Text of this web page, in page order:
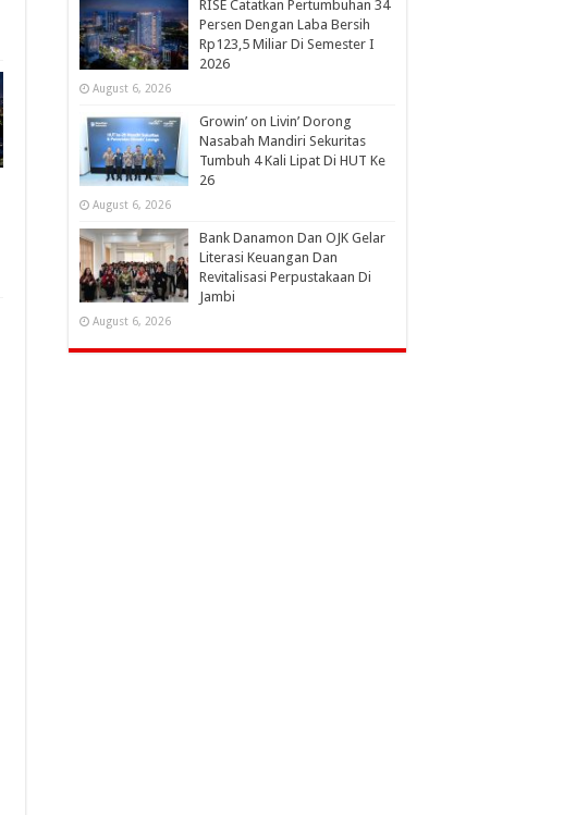
RISE Catatkan Pertumbuhan 34
Persen Dengan Laba Bersih
Rp123,5 Miliar Di Semester I
2026
August 6, 2026
Growin’ on Livin’ Dorong
Nasabah Mandiri Sekuritas
Tumbuh 4 Kali Lipat Di HUT Ke
26
August 6, 2026
Bank Danamon Dan OJK Gelar
Literasi Keuangan Dan
Revitalisasi Perpustakaan Di
Jambi
August 6, 2026